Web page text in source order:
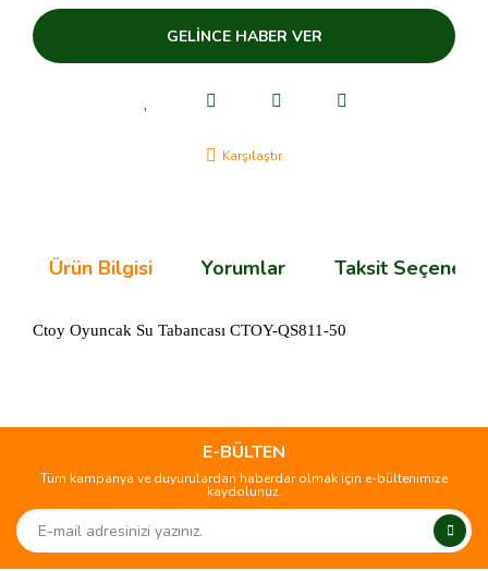
GELİNCE HABER VER
Karşılaştır
Ürün Bilgisi Yorumlar Taksit
Ctoy Oyuncak Su Tabancası CTOY-QS811-50
Yorum Yaz
kullanarak tarafımıza iletebilirsiniz.
Görüş ve önerileriniz için teşekkür ederiz.
Ürün açıklamasında eksik bilgiler bulunuyor.
Ürün bilgilerinde hatalar bulunuyor.
E-BÜLTEN
Tüm kampanya ve duyurulardan haberdar olmak için e-bültenimize
kaydolunuz.